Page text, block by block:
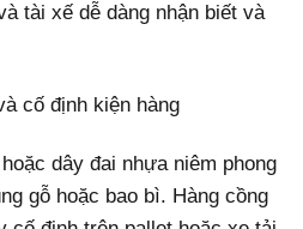
tài xế dễ dàng nhận biết và
cố định kiện hàng
dây đai nhựa niêm phong
gỗ hoặc bao bì. Hàng cồng